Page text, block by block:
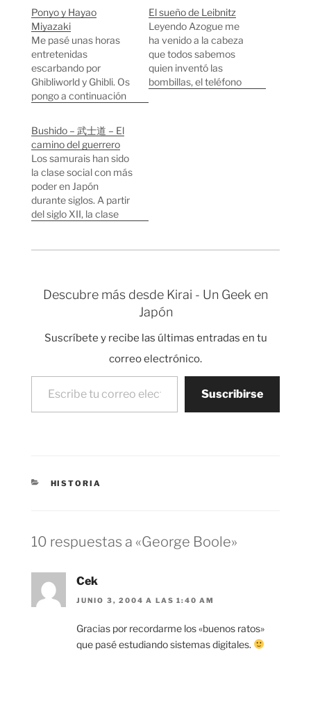
Ponyo y Hayao
Miyazaki
Me pasé unas horas
entretenidas
escarbando por
Ghibliworld y Ghibli. Os
pongo a continuación
entrevistas a Hayao
Miyazaki (Director) y
Toshio Suzuki
(Productor) que me
gustaron: Hayao
Miyazaki, ganador de
un Óscar con "El Viaje
de Chihiro" está a
años pero sigue en…
El sueño de Leibnitz
Leyendo Azogue me
ha venido a la cabeza
que todos sabemos
quien inventó las
bombillas, el teléfono
Bushido – 武士道 – El
camino del guerrero
Los samurais han sido
la clase social con más
poder en Japón
durante siglos. A partir
del siglo XII, la clase
estructura social e
una forma de vida,
Descubre más desde Kirai - Un Geek en
Japón
Suscríbete y recibe las últimas entradas en tu
correo electrónico.
Escribe tu correo electrónico…
Suscribirse
CATEGORÍAS
HISTORIA
10 respuestas a «George Boole»
Cek
JUNIO 3, 2004 A LAS 1:40 AM
Gracias por recordarme los «buenos ratos»
que pasé estudiando sistemas digitales.